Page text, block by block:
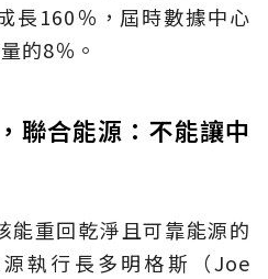
長160％，屆時數據中心
的8％。
聯合能源：不能讓中
能重回乾淨且可靠能源的
執行長多明格斯（Joe